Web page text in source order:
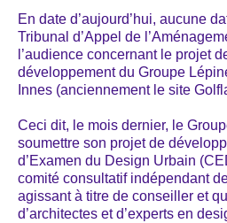
En date d’aujourd’hui, aucune
Tribunal d’Appel de
l’audience concernant le projet
développement du Groupe
Innes (anciennement le site
Ceci dit, le mois dernier, le
soumettre son projet de
d’Examen du Design Urbain
comité consultatif indépendant
agissant à titre de conseiller et
d’architectes et d’experts en